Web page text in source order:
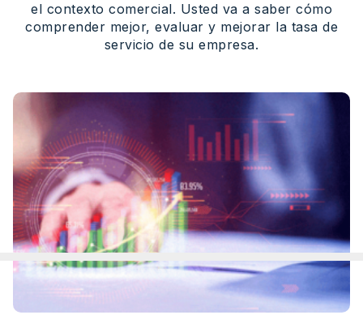
el contexto comercial. Usted va a saber cómo
comprender mejor, evaluar y mejorar la tasa de
servicio de su empresa.